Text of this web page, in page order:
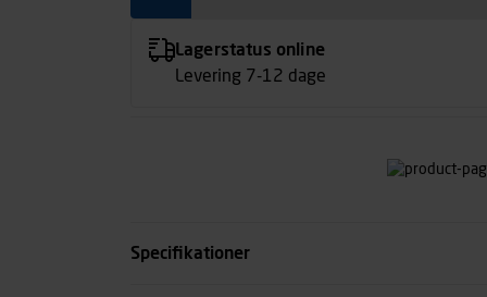
Lagerstatus online
Levering 7-12 dage
Specifikationer